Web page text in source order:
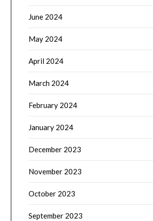
June 2024
May 2024
April 2024
March 2024
February 2024
January 2024
December 2023
November 2023
October 2023
September 2023